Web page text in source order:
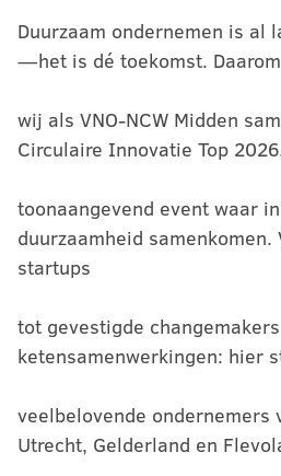
Duurzaam ondernemen is al
—het is dé toekomst.
wij als VNO-NCW Midden
Circulaire Innovatie Top
toonaangevend event waar
duurzaamheid samenkomen.
startups
tot gevestigde
ketensamenwerkingen: hier
veelbelovende ondernemers
Utrecht, Gelderland en